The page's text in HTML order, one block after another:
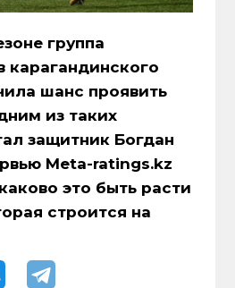
группа
карагандинского
шанс проявить
из таких
защитник Богдан
Meta-ratings.kz
это быть расти
строится на